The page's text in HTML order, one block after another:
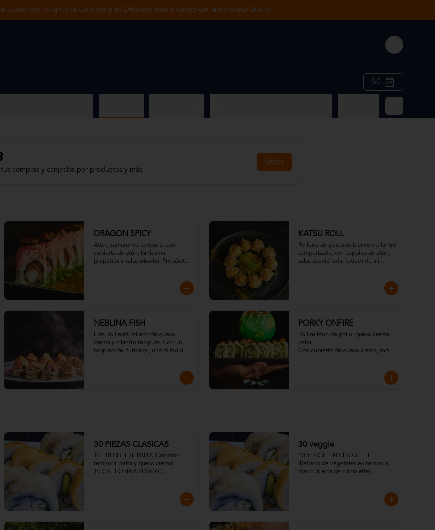
Justo por lo tanto la Compra y el Delivery está a cargo de la empresa Justo!
Login
$0
compras y canjealos por productos y más
Únete
DRAGON SPICY
Atún, camarones tempura, con
cubierta de atún, kanikama,
jalapeños y salsa sriracha. Prepárate
KATSU ROLL
Relleno de pescado blanco y cilantro
tempurizado, con topping de atún,
salsa acevichada, toques de ají
NEBLINA FISH
Esta Roll está relleno de queso
crema y cilantro tempura. Con un
topping de  furikake , una mitad de
PORKY ONFIRE
Roll relleno de pollo, queso crema,
palta.
Con cubierta de queso crema, toque
30 PIEZAS CLASICAS
10 EBI CHEESE PALTA (Camarón
tempura, palta y queso crema)
10 CALIFORNIA SESAMO
zapallo, zanahoria, cebolla y Queso
30 veggie
10 VEGGIE EN CIBOULETTE
(Relleno de vegetales en tempura
mas cubierta de ciboulette)
Cubierta de ciboulette y topping de
ceviche de champiñones con salsa